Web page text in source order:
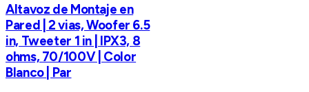
Altavoz de Montaje en
Pared | 2 vias, Woofer 6.5
in, Tweeter 1 in | IPX3, 8
ohms, 70/100V | Color
Blanco | Par